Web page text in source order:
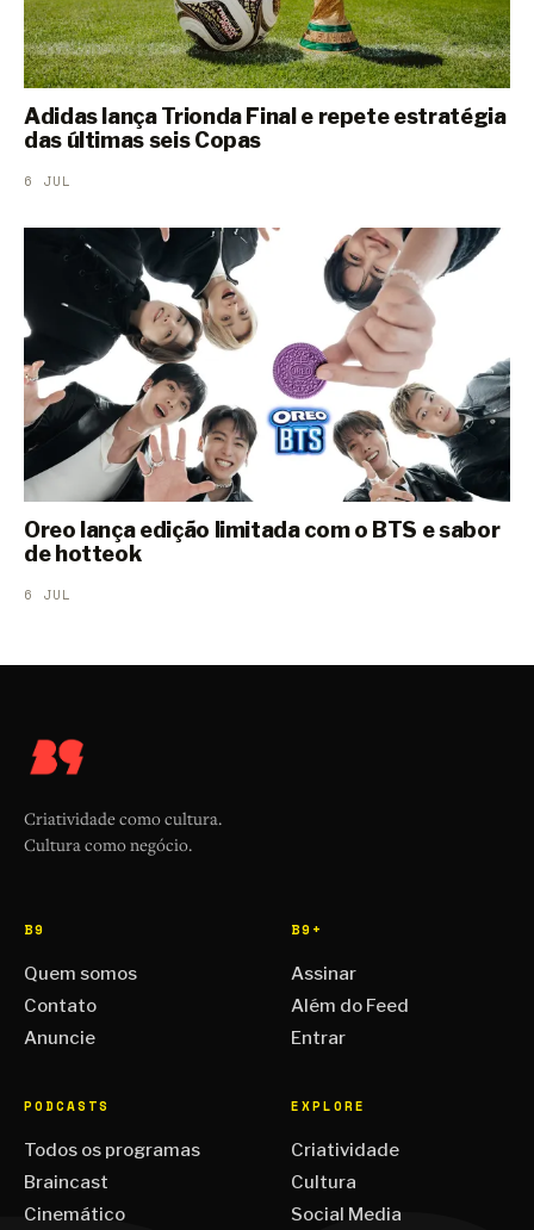
Adidas lança Trionda Final e repete estratégia
das últimas seis Copas
6 JUL
Oreo lança edição limitada com o BTS e sabor
de hotteok
6 JUL
Criatividade como cultura.
Cultura como negócio.
B9
Quem somos
Contato
Anuncie
B9+
Assinar
Além do Feed
Entrar
PODCASTS
Todos os programas
Braincast
Cinemático
EXPLORE
Criatividade
Cultura
Social Media